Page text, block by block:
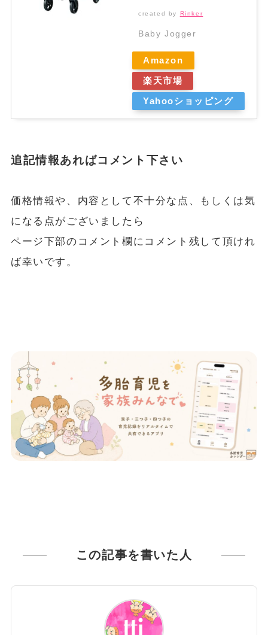
created by Rinker
Baby Jogger
Amazon
楽天市場
Yahooショッピング
追記情報あればコメント下さい
価格情報や、内容として不十分な点、もしくは気
になる点がございましたら
ページ下部のコメント欄にコメント残して頂けれ
ば幸いです。
この記事を書いた人